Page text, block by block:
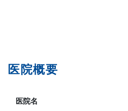
医院概要
医院名